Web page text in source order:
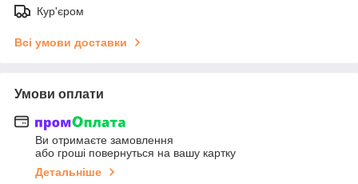
Кур'єром
Всі умови доставки
Умови оплати
Ви отримаєте замовлення
або гроші повернуться на вашу картку
Детальніше